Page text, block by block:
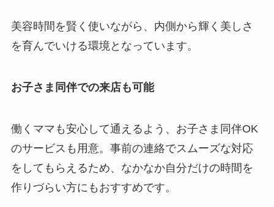
美容時間を賢く使いながら、内側から輝く美しさ
を育んでいける環境となっています。
お子さま同伴での来店も可能
働くママも安心して通えるよう、お子さま同伴OK
のサービスも用意。事前の連絡でスムーズな対応
をしてもらえるため、なかなか自分だけの時間を
作りづらい方にもおすすめです。